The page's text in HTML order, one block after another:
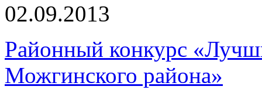
02.09.2013
Районный конкурс
Можгинского района»